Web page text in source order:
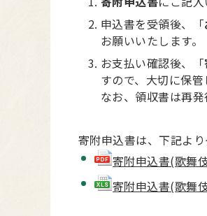
申込書を受領後、「
お願いいたします。
お支払い確認後、「
すので、大切に保管
なお、領収書は再
寄附申込書は、下記よ
寄附申込書(歌舞
寄附申込書(歌舞